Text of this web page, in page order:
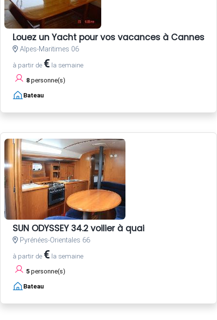
Louez un Yacht pour vos vacances à Cannes
Alpes-Maritimes 06
à partir de € la semaine
8 personne(s)
Bateau
SUN ODYSSEY 34.2 voilier à quai
Pyrénées-Orientales 66
à partir de € la semaine
5 personne(s)
Bateau